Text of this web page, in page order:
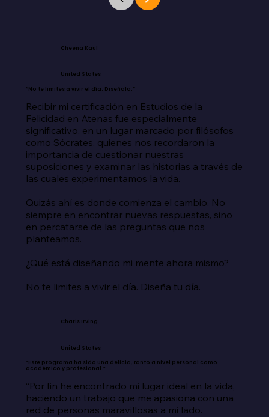
Cheena Kaul
United States
“No te limites a vivir el día. Diseñalo.”
Recibir mi certificación en Estudios de la
Felicidad en Atenas fue especialmente
significativo, en un lugar marcado por filósofos
como Sócrates, quienes nos recordaron la
importancia de cuestionar nuestras
suposiciones y examinar las historias a través de
las cuales experimentamos la vida.
Quizás ahí es donde comienza el cambio. No
siempre en encontrar nuevas respuestas, sino
en percatarse de las preguntas que nos
planteamos.
¿Qué está diseñando mi mente ahora mismo?
No te limites a vivir el día. Diseña tu día.
Charis Irving
United States
“Este programa ha sido una delicia, tanto a nivel personal como
académico y profesional.”
“Por fin he encontrado mi lugar ideal en la vida,
haciendo un trabajo que me apasiona con una
red de personas maravillosas a mi lado.